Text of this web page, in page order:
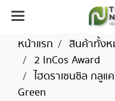
หน้าแรก สินค้าทั้ง
2 InCos Award
ไฮดราเซนซิล กลู
Green